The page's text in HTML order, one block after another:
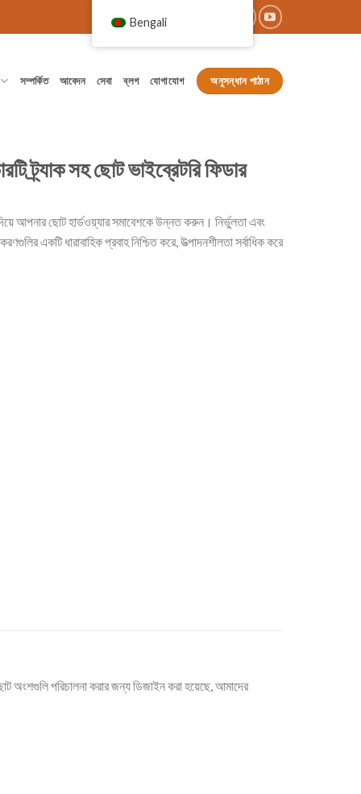
সম্পর্কিত আবেদন সেবা ব্লগ যোগাযোগ অনুসন্ধান পাঠান
ট্র্যাক সহ ছোট ভাইব্রেটরি ফিডার
দিয়ে আপনার ছোট হার্ডওয়্যার সমাবেশকে উন্নত করুন। নির্ভুলতা এবং
একটি ধারাবাহিক প্রবাহ নিশ্চিত করে, উত্পাদনশীলতা সর্বাধিক করে
অংশগুলি পরিচালনা করার জন্য ডিজাইন করা হয়েছে, আমাদের
Bengali